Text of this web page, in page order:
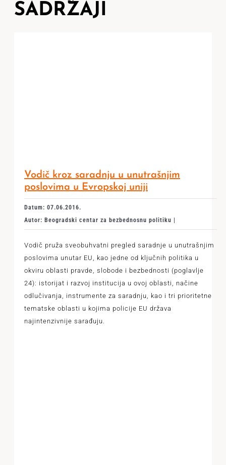
SADRŽAJI
Vodič kroz saradnju u unutrašnjim
poslovima u Evropskoj uniji
Datum: 07.06.2016.
Autor: Beogradski centar za bezbednosnu politiku |
Vodič pruža sveobuhvatni pregled saradnje u unutrašnjim
poslovima unutar EU, kao jedne od ključnih politika u
okviru oblasti pravde, slobode i bezbednosti (poglavlje
24): istorijat i razvoj institucija u ovoj oblasti, načine
odlučivanja, instrumente za saradnju, kao i tri prioritetne
tematske oblasti u kojima policije EU država
najintenzivnije sarađuju.